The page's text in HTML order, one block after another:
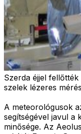
Szerda éjjel
szelek lézeres
A meteorológusok
segítségével javul a
minősége. Az